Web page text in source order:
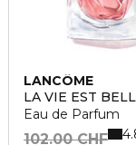
LANCÔME
LA VIE EST
Eau de Parfum
102.00 CHF